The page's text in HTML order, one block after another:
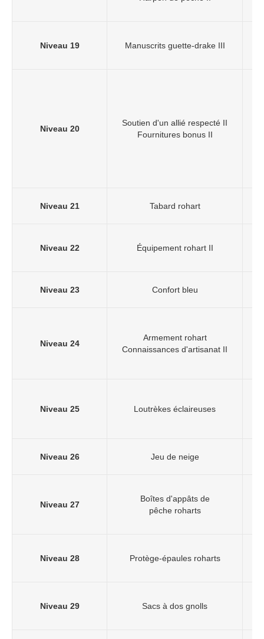
Niveau 19 Manuscrits guette-drake III
Niveau 20
Soutien d'un allié respecté II
Fournitures bonus II
Niveau 21 Tabard rohart
Niveau 22 Équipement rohart II
Niveau 23 Confort bleu
Niveau 24
Armement rohart
Connaissances d'artisanat II
Niveau 25 Loutrèkes éclaireuses
Niveau 26 Jeu de neige
Niveau 27
Boîtes d'appâts de
pêche roharts
Niveau 28 Protège-épaules roharts
Niveau 29 Sacs à dos gnolls